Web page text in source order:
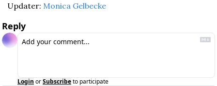
Updater: Monica Gelbecke
Reply
Login orSubscribeto participate